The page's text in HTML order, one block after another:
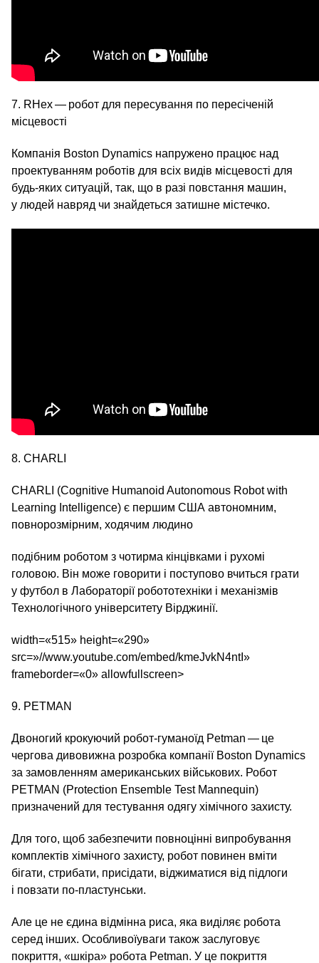
7. RHex — робот для пересування по пересіченій
місцевості
Компанія Boston Dynamics напружено працює над
проектуванням роботів для всіх видів місцевості для
будь-яких ситуацій, так, що в разі повстання машин,
у людей навряд чи знайдеться затишне містечко.
8. CHARLI
CHARLI (Cognitive Humanoid Autonomous Robot with
Learning Intelligence) є першим США автономним,
повнорозмірним, ходячим людино
подібним роботом з чотирма кінцівками і рухомі
головою. Він може говорити і поступово вчиться грати
у футбол в Лабораторії робототехніки і механізмів
Технологічного університету Вірджинії.
width=«515» height=«290»
src=»//www.youtube.com/embed/kmeJvkN4ntI»
frameborder=«0» allowfullscreen>
9. PETMAN
Двоногий крокуючий робот-гуманоїд Petman — це
чергова дивовижна розробка компанії Boston Dynamics
за замовленням американських військових. Робот
PETMAN (Protection Ensemble Test Mannequin)
призначений для тестування одягу хімічного захисту.
Для того, щоб забезпечити повноцінні випробування
комплектів хімічного захисту, робот повинен вміти
бігати, стрибати, присідати, віджиматися від підлоги
і повзати по-пластунськи.
Але це не єдина відмінна риса, яка виділяє робота
серед інших. Особливої​уваги також заслуговує
покриття, «шкіра» робота Petman. У це покриття